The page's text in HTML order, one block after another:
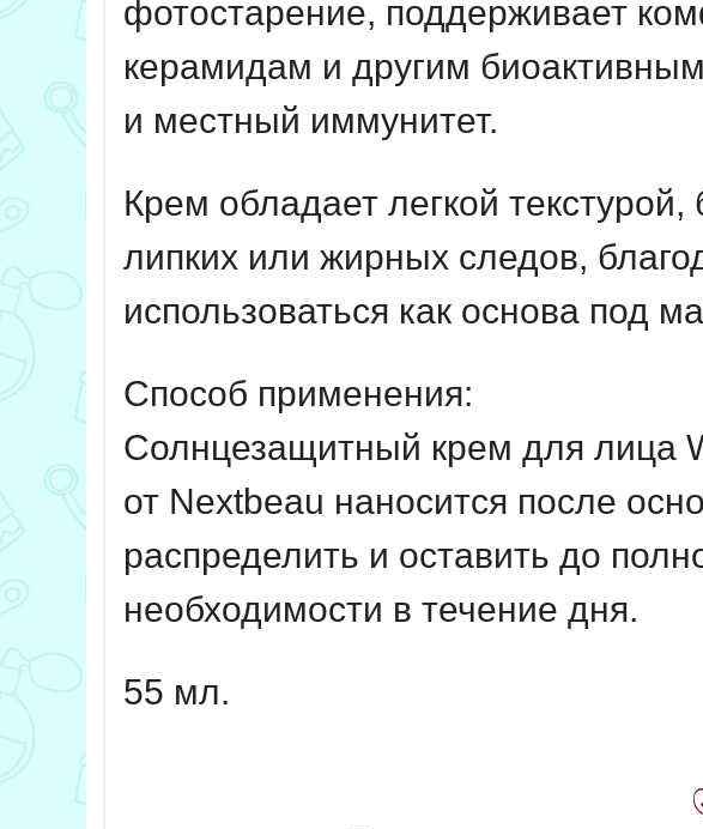
фотостарение, поддерживает
керамидам и другим
и местный иммунитет.
Крем обладает легкой
липких или жирных следов,
использоваться как основа под
Способ применения:
Солнцезащитный крем для лица
от Nextbeau наносится после
распределить и оставить до
необходимости в течение дня.
55 мл.